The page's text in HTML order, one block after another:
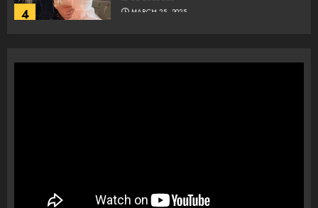
4 MARCH 25, 2025
“bosen” Joana Nano për